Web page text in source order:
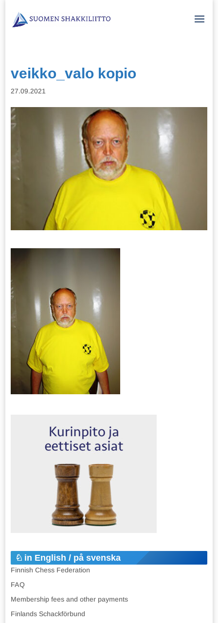
veikko_valo kopio
27.09.2021
in English / på svenska
Finnish Chess Federation
FAQ
Membership fees and other payments
Finlands Schackförbund